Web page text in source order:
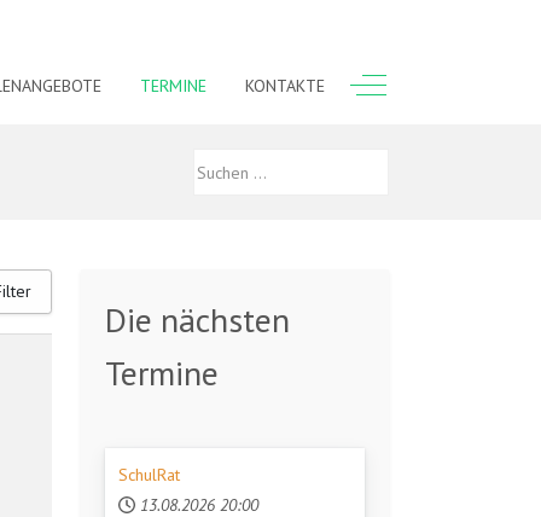
TERMINE KONTAKTE Off-Canvas Toggle
Die nächsten
Termine
SchulRat
13.08.2026 20:00